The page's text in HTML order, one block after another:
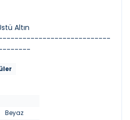
Altın
Beyaz